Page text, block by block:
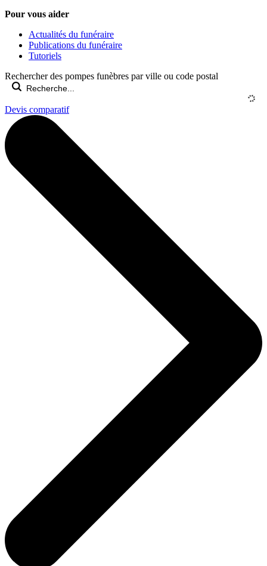
Pour vous aider
Actualités du funéraire
Publications du funéraire
Tutoriels
Rechercher des pompes funèbres par ville ou code postal
Devis comparatif